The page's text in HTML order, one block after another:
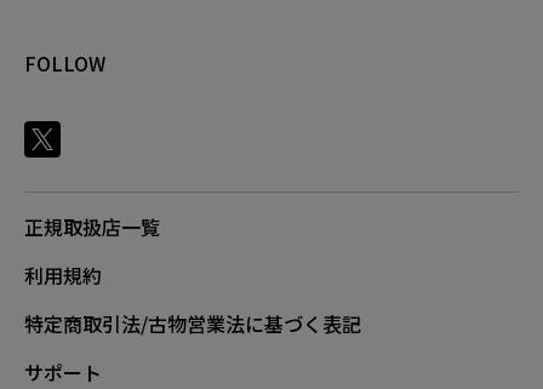
FOLLOW
正規取扱店一覧
利用規約
特定商取引法/古物営業法に基づく表記
サポート